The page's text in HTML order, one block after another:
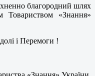
благородний шлях
Товариством «Знання»
і Перемоги !